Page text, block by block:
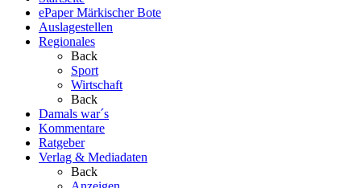
ePaper Märkischer Bote
Auslagestellen
Regionales
Back
Sport
Wirtschaft
Back
Damals war´s
Kommentare
Ratgeber
Verlag & Mediadaten
Back